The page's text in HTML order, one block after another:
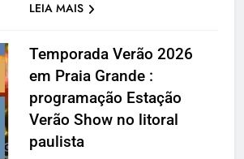
LEIA MAIS
Temporada Verão 2026
em Praia Grande :
programação Estação
Verão Show no litoral
paulista